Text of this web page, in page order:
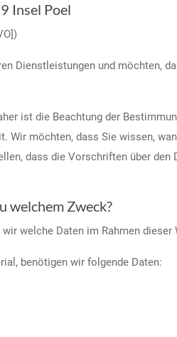
Insel Poel
Dienstleistungen und möchten,
ist die Beachtung der
möchten, dass Sie wissen,
dass die Vorschriften über
welchem Zweck?
welche Daten im Rahmen dieser
benötigen wir folgende Daten: